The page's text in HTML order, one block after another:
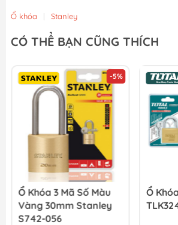
Ổ khóa | Stanley
CÓ THỂ BẠN CŨNG THÍCH
-5%
Ổ Khóa 3 Mã Số Màu
Vàng 30mm Stanley
S742-056
Ổ